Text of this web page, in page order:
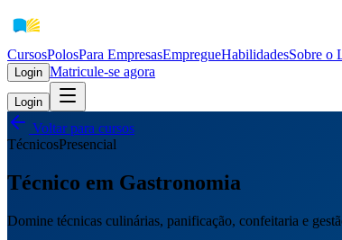
CursosPolosPara EmpresasEmpregueHabilidadesSobre o
Login Matricule-se agora
Login
Voltar para cursos
TécnicosPresencial
Técnico em Gastronomia
Domine técnicas culinárias, panificação, confeitaria e